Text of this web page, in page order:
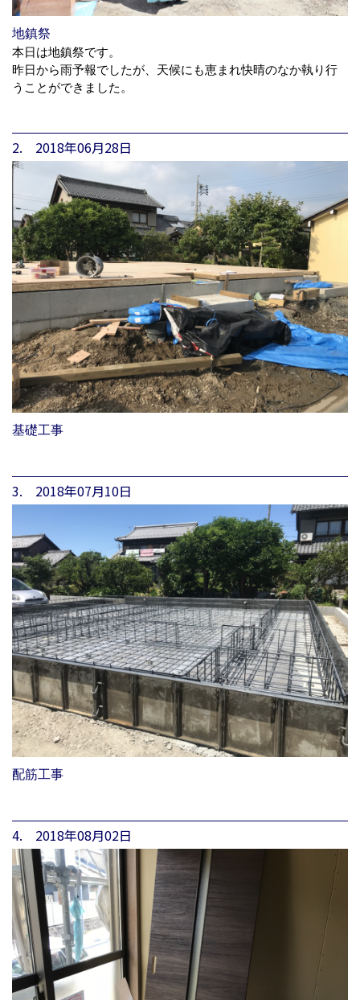
地鎮祭
本日は地鎮祭です。
昨日から雨予報でしたが、天候にも恵まれ快晴のなか執り行
うことができました。
2. 2018年06月28日
基礎工事
3. 2018年07月10日
配筋工事
4. 2018年08月02日